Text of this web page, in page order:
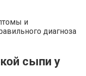
и
диагноза
сыпи у